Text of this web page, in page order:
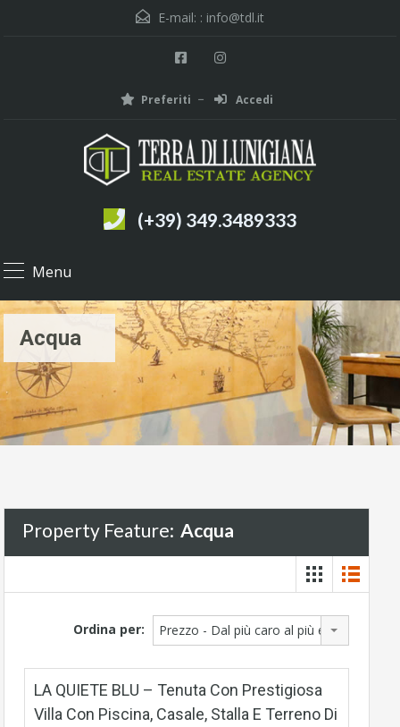
E-mail: : info@tdl.it
Preferiti Accedi
(+39) 349.3489333
Menu
Acqua
Property Feature: Acqua
Ordina per: Prezzo - Dal più caro al più economico
LA QUIETE BLU – Tenuta Con Prestigiosa
Villa Con Piscina, Casale, Stalla E Terreno Di